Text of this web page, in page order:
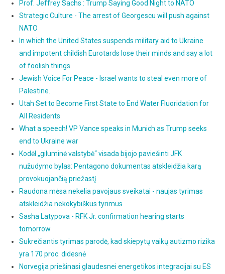
Prof. Jeffrey Sachs : Trump Saying Good Night to NATO
Strategic Culture - The arrest of Georgescu will push against
NATO
In which the United States suspends military aid to Ukraine
and impotent childish Eurotards lose their minds and say a lot
of foolish things
Jewish Voice For Peace - Israel wants to steal even more of
Palestine.
Utah Set to Become First State to End Water Fluoridation for
All Residents
What a speech! VP Vance speaks in Munich as Trump seeks
end to Ukraine war
Kodėl „giluminė valstybė“ visada bijojo paviešinti JFK
nužudymo bylas: Pentagono dokumentas atskleidžia karą
provokuojančią priežastį
Raudona mėsa nekelia pavojaus sveikatai - naujas tyrimas
atskleidžia nekokybiškus tyrimus
Sasha Latypova - RFK Jr. confirmation hearing starts
tomorrow
Sukrečiantis tyrimas parodė, kad skiepytų vaikų autizmo rizika
yra 170 proc. didesnė
Norvegija priešinasi glaudesnei energetikos integracijai su ES